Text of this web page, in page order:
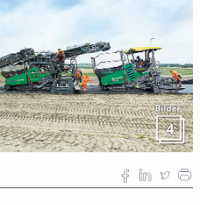
Bilder
4